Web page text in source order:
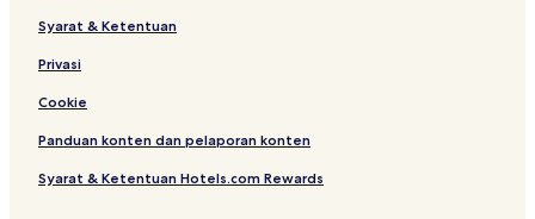
Syarat & Ketentuan
Privasi
Cookie
Panduan konten dan pelaporan konten
Syarat & Ketentuan Hotels.com Rewards